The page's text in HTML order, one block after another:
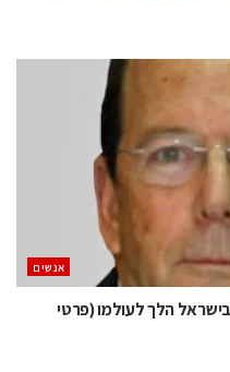
אנשים
הלך לעולמו (פרטי